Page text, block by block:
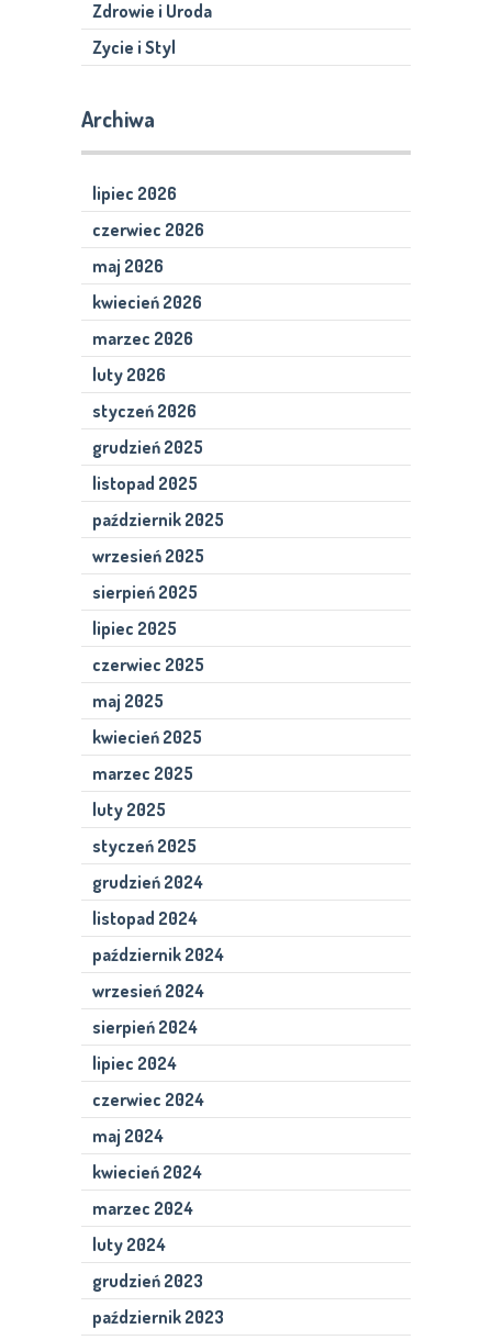
Zdrowie i Uroda
Zycie i Styl
Archiwa
lipiec 2026
czerwiec 2026
maj 2026
kwiecień 2026
marzec 2026
luty 2026
styczeń 2026
grudzień 2025
listopad 2025
październik 2025
wrzesień 2025
sierpień 2025
lipiec 2025
czerwiec 2025
maj 2025
kwiecień 2025
marzec 2025
luty 2025
styczeń 2025
grudzień 2024
listopad 2024
październik 2024
wrzesień 2024
sierpień 2024
lipiec 2024
czerwiec 2024
maj 2024
kwiecień 2024
marzec 2024
luty 2024
grudzień 2023
październik 2023